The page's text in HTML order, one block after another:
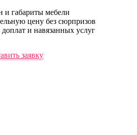
и габариты мебели
цену без сюрпризов
и навязанных услуг
заявку